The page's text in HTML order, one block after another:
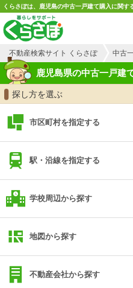
くらさぽは、鹿児島の中古一戸建て購入に関す
不動産検索サイト くらさぽ 中古
鹿児島県の中古一戸建
探し方を選ぶ
市区町村を指定する
駅・沿線を指定する
学校周辺から探す
地図から探す
不動産会社から探す